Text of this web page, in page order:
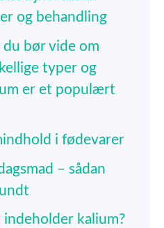
og behandling
du bør vide om
typer og
er et populært
i fødevarer
– sådan
kalium?